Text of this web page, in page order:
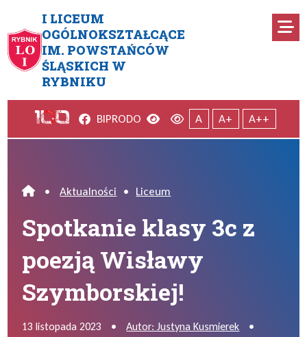
I LICEUM
OGÓLNOKSZTAŁCĄCE
IM. POWSTAŃCÓW
ŚLĄSKICH W
RYBNIKU
Spotkanie klasy 3c z poezją
Facebook
BIPRODO Wersja kontrastowa
Wersja domyślna
A A+ A++
Home
• Aktualności • Liceum
Spotkanie klasy 3c z
poezją Wisławy
Szymborskiej!
13 listopada 2023 • Autor: Justyna Kusmierek •